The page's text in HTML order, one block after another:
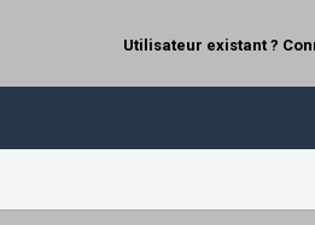
Utilisateur existant ?